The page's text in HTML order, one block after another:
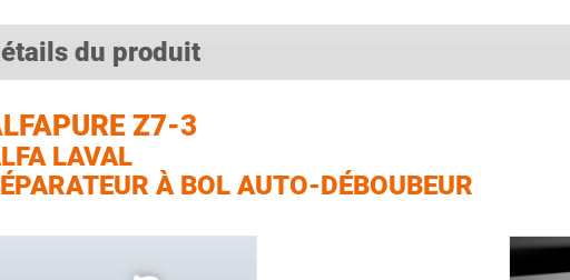
du produit
Z7-3
LAVAL
À BOL AUTO-DÉBOUBEUR